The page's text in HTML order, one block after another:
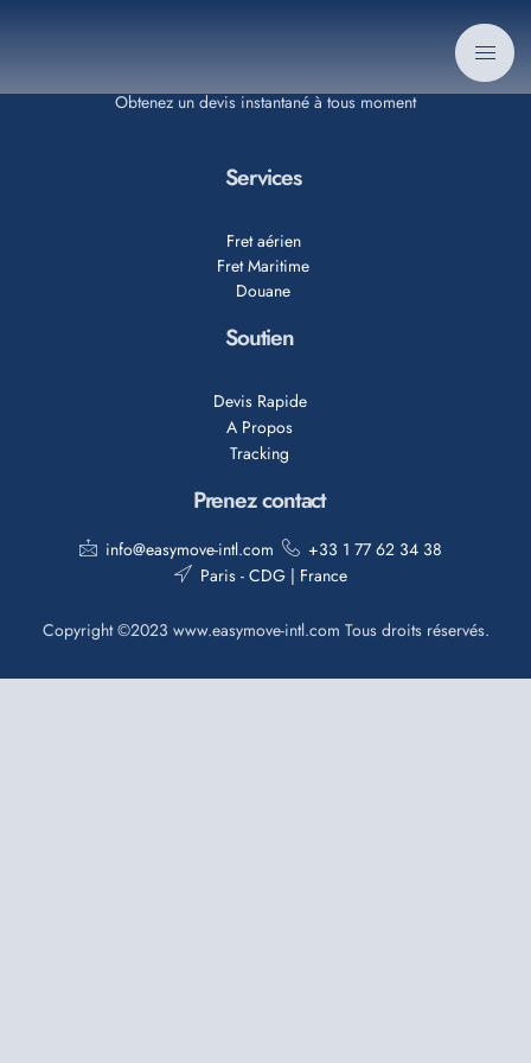
Obtenez un devis instantané à tous moment
Services
Fret aérien
Fret Maritime
Douane
Soutien
Devis Rapide
A Propos
Tracking
Prenez contact
info@easymove-intl.com
+33 1 77 62 34 38
Paris - CDG | France
Copyright ©2023 www.easymove-intl.com Tous droits réservés.